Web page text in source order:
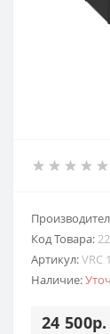
Код Товара:
Артикул:VRC
Наличие:
24 500р.